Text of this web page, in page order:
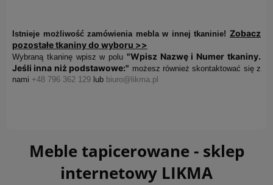
Istnieje możliwość zamówienia mebla w innej tkaninie! Zobacz
pozostałe tkaniny do wyboru >>
Wybraną tkaninę wpisz w polu "Wpisz Nazwę i Numer tkaniny.
Jeśli inna niż podstawowe:" możesz również skontaktować się z
nami +48 796 362 129 lub biuro@likma.pl
Meble tapicerowane - sklep
internetowy LIKMA